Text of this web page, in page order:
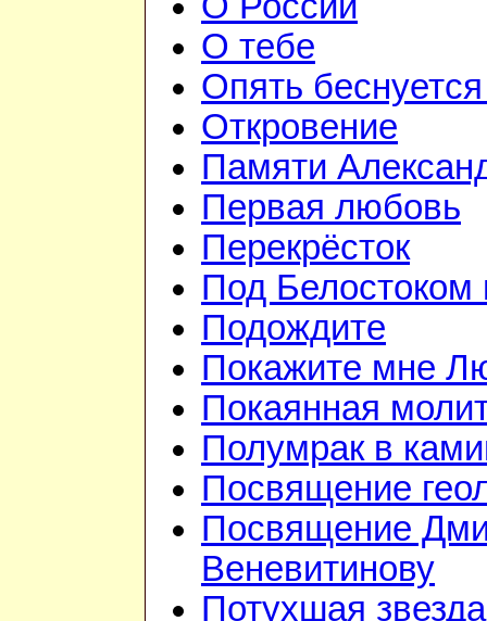
О тебе
Опять
Откровение
Памяти
Первая любовь
Перекрёсток
Под Белостоком
Подождите
Покажите мне
Покаянная
Полумрак в
Посвящение
Посвящение
Веневитинову
Потухшая звезда